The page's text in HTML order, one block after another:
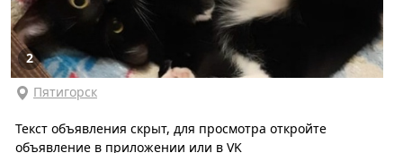
2
Пятигорск
Текст объявления скрыт, для просмотра откройте
объявление в приложении или в VK